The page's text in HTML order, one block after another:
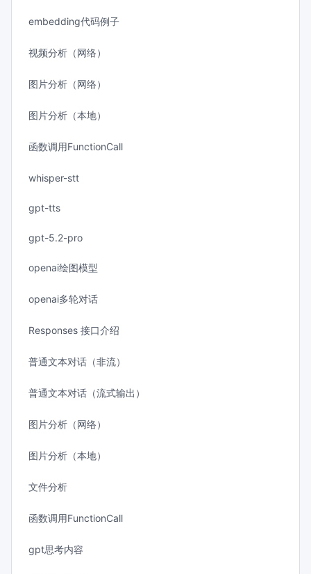
embedding代码例子
视频分析（网络）
图片分析（网络）
图片分析（本地）
函数调用FunctionCall
whisper-stt
gpt-tts
gpt-5.2-pro
openai绘图模型
openai多轮对话
Responses 接口介绍
普通文本对话（非流）
普通文本对话（流式输出）
图片分析（网络）
图片分析（本地）
文件分析
函数调用FunctionCall
gpt思考内容